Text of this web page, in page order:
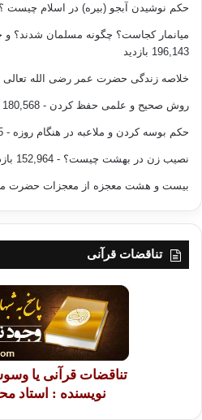
حکم نوشیدن آبجو (بیره) در اسلام چیست ؟
میانمار کجاست؟ چگونه مسلمان شدند؟
196,143 بازدید
خلاصه زندگی حضرت عمر رضی الله تعالی
روش صحیح و علمی حفظ کردن - 180,568 بازدید
حکم بوسه کردن و ملاعبه در هنگام روزه - 173,615 بازدید
نصیب زن در بهشت چیست؟ - 152,964 بازدید
بیست و هشت معجزه از معجزات حضرت
تناقضات قرآنی
تناقضات قرآنی یا
نویسنده : استاد